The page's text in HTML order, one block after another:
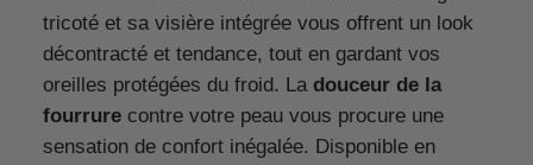
tricoté et sa visière intégrée vous offrent un look
décontracté et tendance, tout en gardant vos
oreilles protégées du froid. La douceur de la
fourrurecontre votre peau vous procure une
sensation de confort inégalée. Disponible en